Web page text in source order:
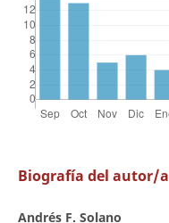
Biografía del autor/a
Andrés F. Solano